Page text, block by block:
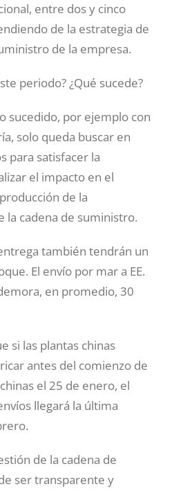
entre dos y cinco
de la estrategia de
de la empresa.
periodo? ¿Qué sucede?
sucedido, por ejemplo con
solo queda buscar en
para satisfacer la
el impacto en el
de la
la cadena de suministro.
también tendrán un
El envío por mar a EE.
en promedio, 30
si las plantas chinas
antes del comienzo de
el 25 de enero, el
llegará la última
de la cadena de
ser transparente y